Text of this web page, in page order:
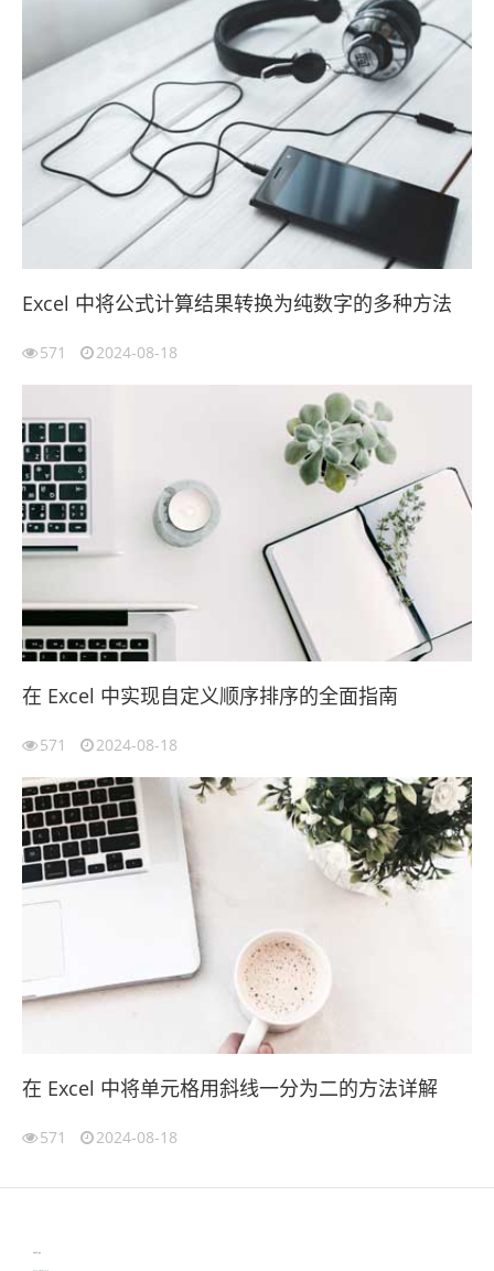
Excel 中将公式计算结果转换为纯数字的多种方法
571 2024-08-18
在 Excel 中实现自定义顺序排序的全面指南
571 2024-08-18
在 Excel 中将单元格用斜线一分为二的方法详解
571 2024-08-18